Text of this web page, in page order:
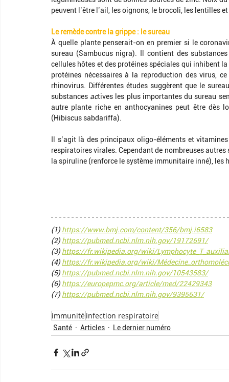
peuvent l’être l’ail, les oignons, le brocoli, les lentilles
Le remède contre la grippe : le sureau
À quelle plante penserait-on en premier si le
sureau (Sambucus nigra). Il contient des
cellules hôtes et des protéines spéciales qui inhibent
protéines nécessaires à la reproduction des virus,
rhinovirus. Différentes études suggèrent que le
substances actives les plus importantes du sureau
autre plante riche en anthocyanines peut être dès
(Hibiscus sabdariffa).
Il s’agit là des principaux oligo-éléments et
respiratoires virales. Cependant de nombreuses
la spiruline (renforce le système immunitaire inné),
(1) https://www.bmj.com/content/356/bmj.i6583
(2) https://pubmed.ncbi.nlm.nih.gov/19172691/
(3) https://fr.wikipedia.org/wiki/
(4) https://fr.wikipedia.org/wiki/
(5) https://pubmed.ncbi.nlm.nih.gov/10543583/
(6) https://europepmc.org/article/med/22429343
(7) https://pubmed.ncbi.nlm.nih.gov/9395631/
immunitéinfection respiratoire
Santé Articles Le dernier numéro